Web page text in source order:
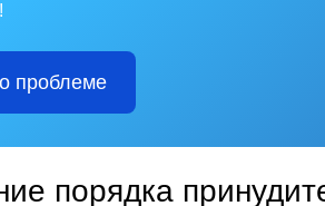
проблеме
порядка